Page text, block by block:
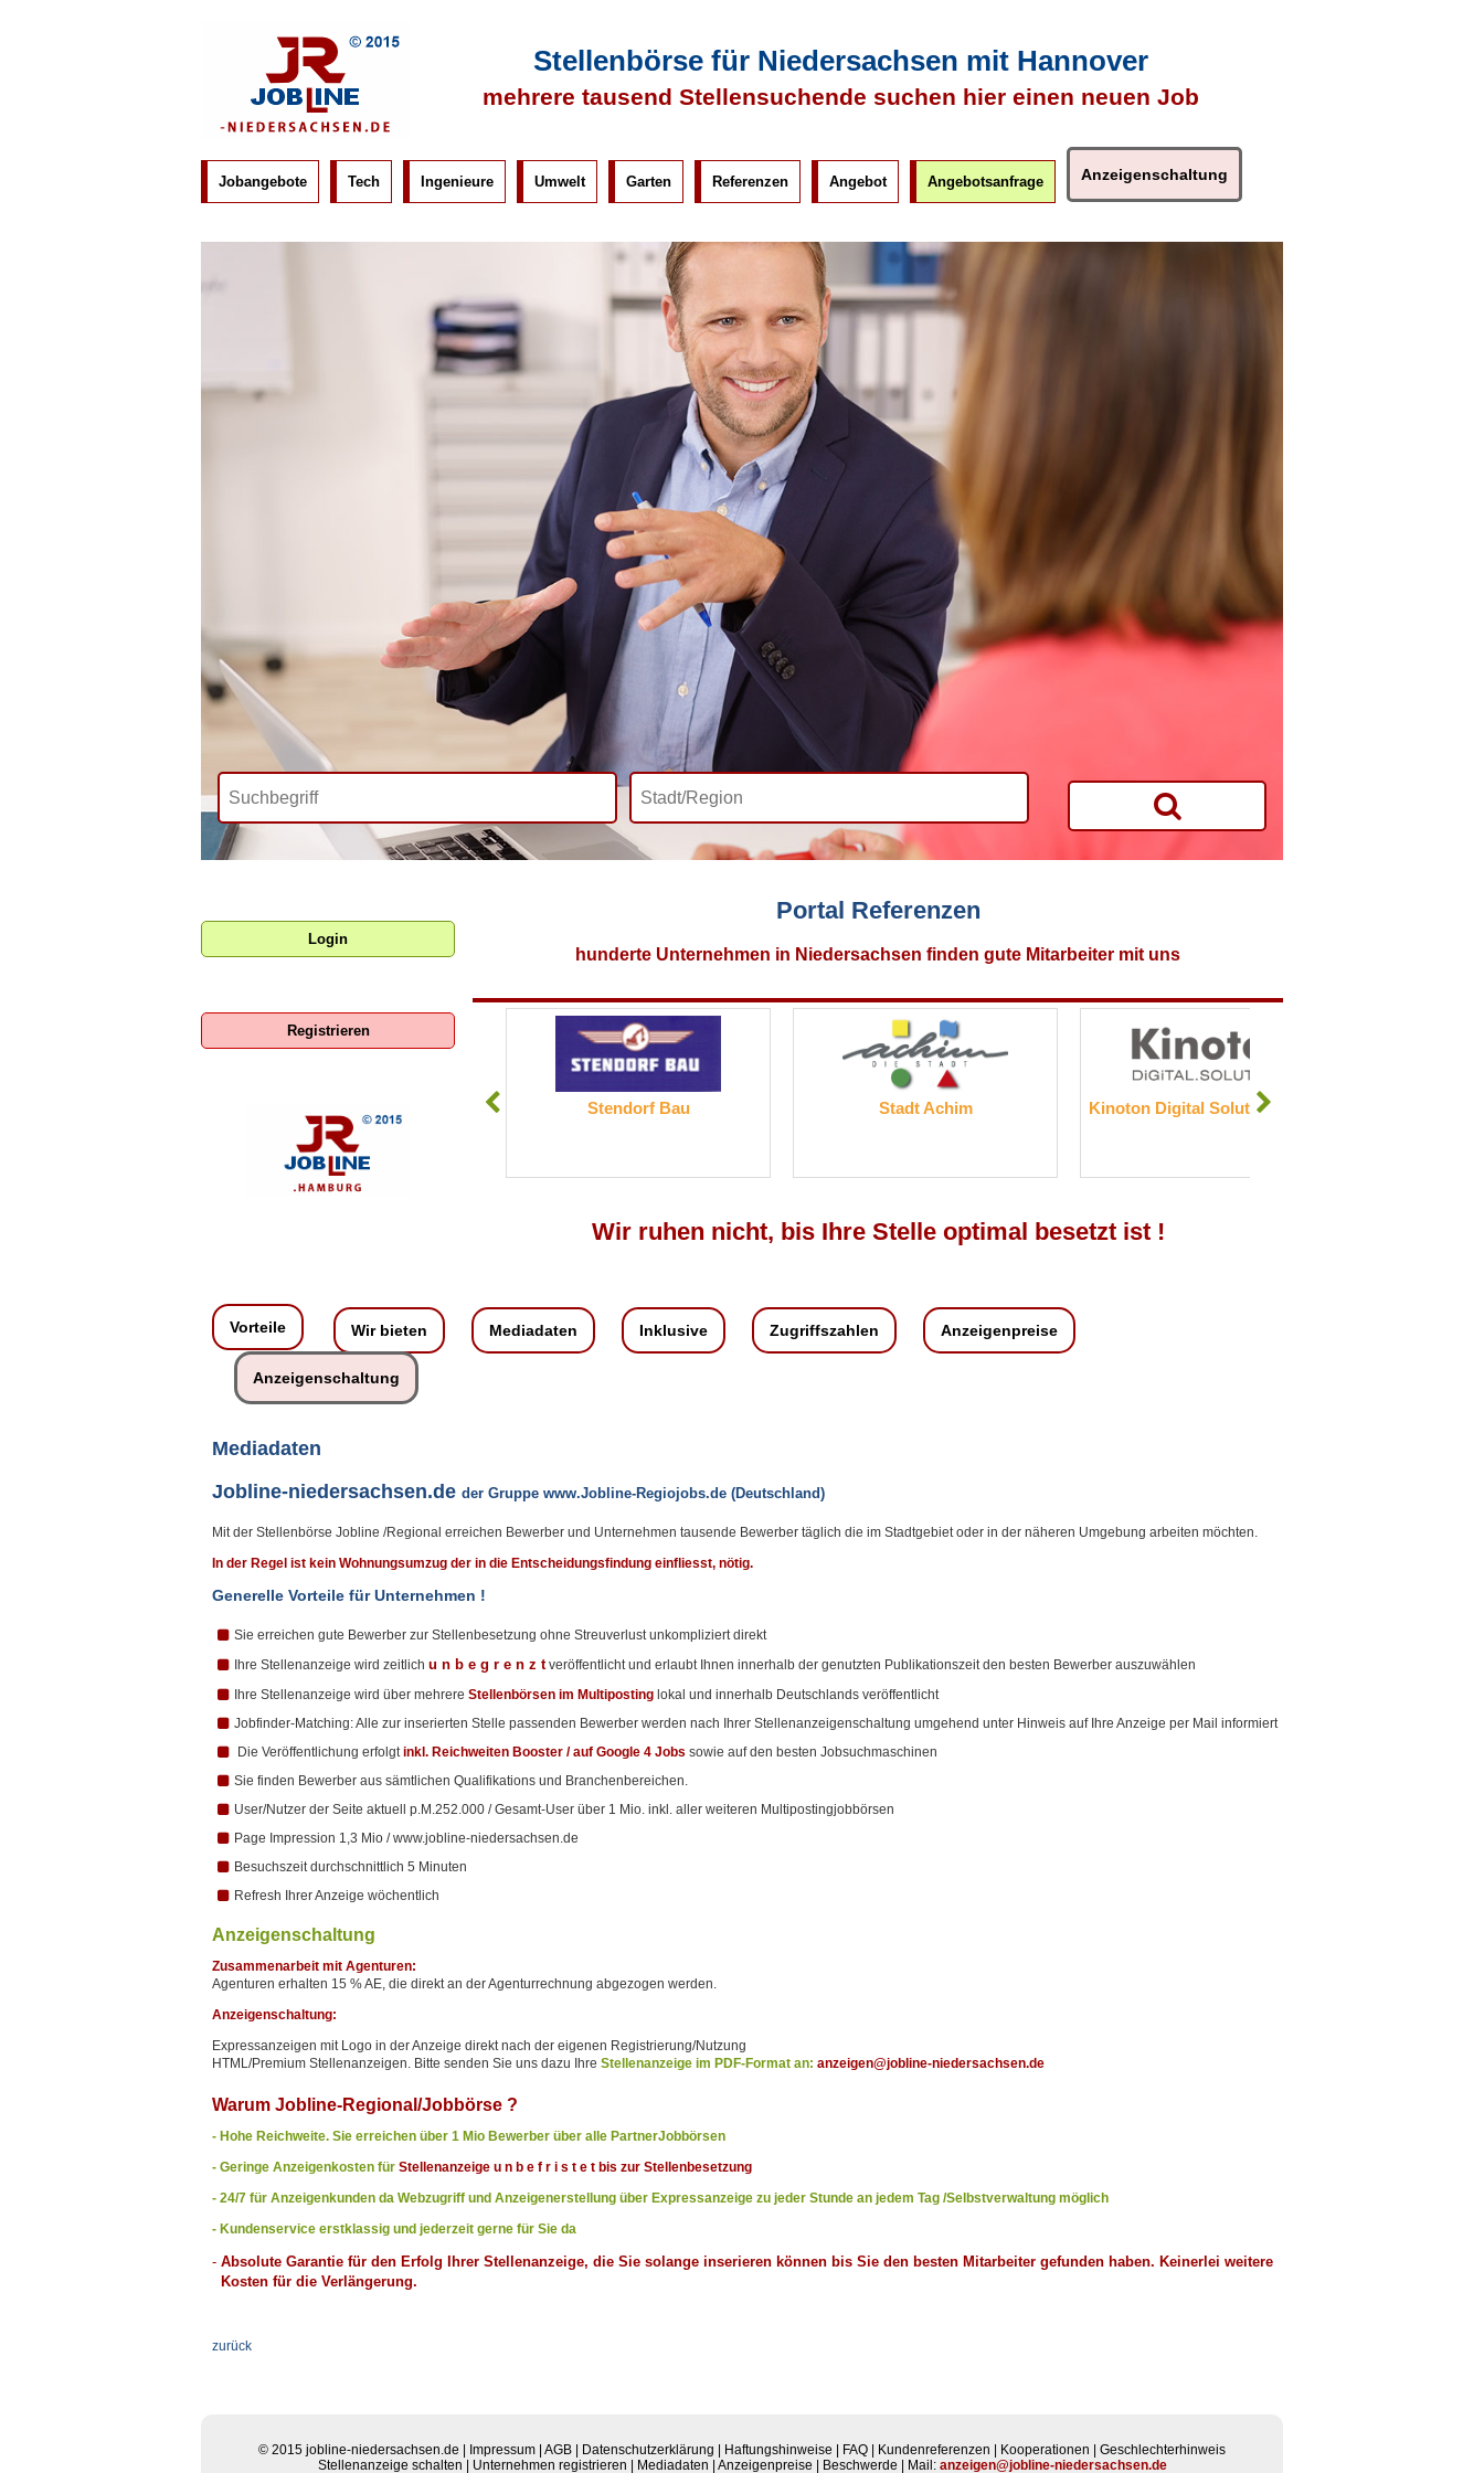
Stellenbörse für Niedersachsen mit Hannover
mehrere tausend Stellensuchende suchen hier einen neuen Job
Jobangebote Tech Ingenieure Umwelt Garten Referenzen Angebot Angebotsanfrage Anzeigenschaltung
Portal Referenzen
hunderte Unternehmen in Niedersachsen finden gute Mitarbeiter mit uns
Stendorf Bau Kinoton Digital Solutions GmbH
Wir ruhen nicht, bis Ihre Stelle optimal besetzt ist !
Login
Registrieren
Vorteile Wir bieten Mediadaten Inklusive Zugriffszahlen Anzeigenpreise
Anzeigenschaltung
Mediadaten
Jobline-niedersachsen.de der Gruppe www.Jobline-Regiojobs.de (Deutschland)
Mit der Stellenbörse Jobline /Regional erreichen Bewerber und Unternehmen tausende Bewerber täglich die im Stadtgebiet oder in der näheren Umgebung arbeiten möchten.
In der Regel ist kein Wohnungsumzug der in die Entscheidungsfindung einfliesst, nötig.
Generelle Vorteile für Unternehmen !
Sie erreichen gute Bewerber zur Stellenbesetzung ohne Streuverlust unkompliziert direkt
Ihre Stellenanzeige wird zeitlich u n b e g r e n z tveröffentlicht und erlaubt Ihnen innerhalb der genutzten Publikationszeit den besten Bewerber auszuwählen
Ihre Stellenanzeige wird über mehrere Stellenbörsen im Multiposting lokal und innerhalb Deutschlands veröffentlicht
Jobfinder-Matching: Alle zur inserierten Stelle passenden Bewerber werden nach Ihrer Stellenanzeigenschaltung umgehend unter Hinweis auf Ihre Anzeige per Mail informiert
Die Veröffentlichung erfolgt inkl. Reichweiten Booster / auf Google 4 Jobs sowie auf den besten Jobsuchmaschinen
Sie finden Bewerber aus sämtlichen Qualifikations und Branchenbereichen.
User/Nutzer der Seite aktuell p.M.252.000 / Gesamt-User über 1 Mio. inkl. aller weiteren Multipostingjobbörsen
Page Impression 1,3 Mio / www.jobline-niedersachsen.de
Besuchszeit durchschnittlich 5 Minuten
Refresh Ihrer Anzeige wöchentlich
Anzeigenschaltung
Zusammenarbeit mit Agenturen:
Agenturen erhalten 15 % AE, die direkt an der Agenturrechnung abgezogen werden.
Anzeigenschaltung:
Expressanzeigen mit Logo in der Anzeige direkt nach der eigenen Registrierung/Nutzung
HTML/Premium Stellenanzeigen. Bitte senden Sie uns dazu Ihre Stellenanzeige im PDF-Format an: anzeigen@jobline-niedersachsen.de
Warum Jobline-Regional/Jobbörse ?
- Hohe Reichweite. Sie erreichen über 1 Mio Bewerber über alle PartnerJobbörsen
- Geringe Anzeigenkosten für Stellenanzeige u n b e f r i s t e t bis zur Stellenbesetzung
- 24/7 für Anzeigenkunden da Webzugriff und Anzeigenerstellung über Expressanzeige zu jeder Stunde an jedem Tag /Selbstverwaltung möglich
- Kundenservice erstklassig und jederzeit gerne für Sie da
- Absolute Garantie für den Erfolg Ihrer Stellenanzeige, die Sie solange inserieren können bis Sie den besten Mitarbeiter gefunden haben. Keinerlei weitere
Kosten für die Verlängerung.
zurück
© 2015 jobline-niedersachsen.de | Impressum | AGB | Datenschutzerklärung | Haftungshinweise | FAQ | Kundenreferenzen | Kooperationen | Geschlechterhinweis
Stellenanzeige schalten | Unternehmen registrieren | Mediadaten | Anzeigenpreise | Beschwerde | Mail: anzeigen@jobline-niedersachsen.de